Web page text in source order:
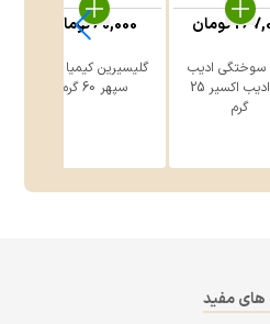
سوختگی ادیب
درم ادیب اکسیر 25
گرم
تومان
گلیسیرین کیمیا دارو
سپهر 60 گرم
60,000تومان
های مفید